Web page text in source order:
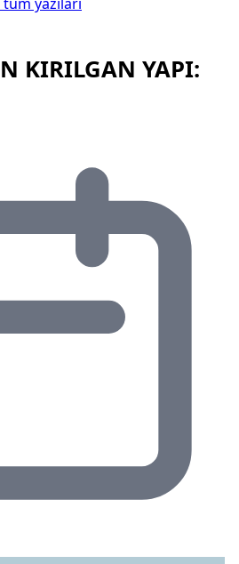
KIRILGAN YAPI: